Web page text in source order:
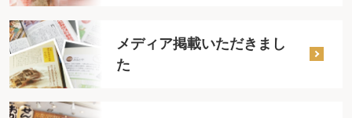
メディア掲載いただきまし
た